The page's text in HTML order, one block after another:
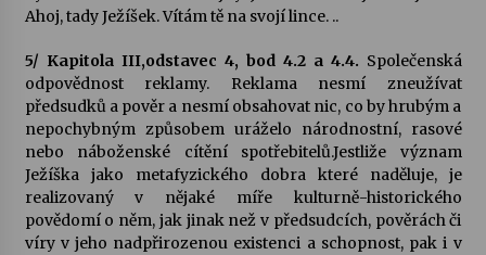
Ahoj, tady Ježíšek. Vítám tě na svojí lince. ..
5/ Kapitola III,odstavec 4, bod 4.2 a 4.4. Společenská
odpovědnost reklamy. Reklama nesmí zneužívat
předsudků a pověr a nesmí obsahovat nic, co by hrubým a
nepochybným způsobem uráželo národnostní, rasové
nebo náboženské cítění spotřebitelů.Jestliže význam
Ježíška jako metafyzického dobra které naděluje, je
realizovaný v nějaké míře kulturně-historického
povědomí o něm, jak jinak než v předsudcích, pověrách či
víry v jeho nadpřirozenou existenci a schopnost, pak i v